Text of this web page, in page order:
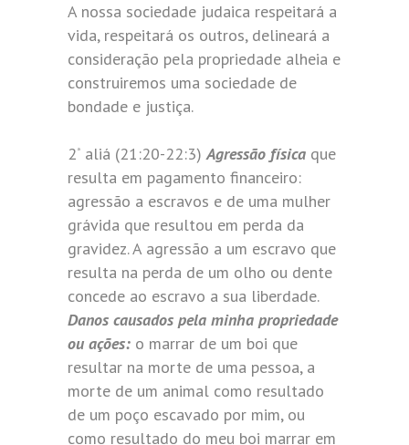
A nossa sociedade judaica respeitará a
vida, respeitará os outros, delineará a
consideração pela propriedade alheia e
construiremos uma sociedade de
bondade e justiça.
2ª aliá (21:20-22:3)Agressão física que
resulta em pagamento financeiro:
agressão a escravos e de uma mulher
grávida que resultou em perda da
gravidez. A agressão a um escravo que
resulta na perda de um olho ou dente
concede ao escravo a sua liberdade.
Danos causados pela minha propriedade
ou ações: o marrar de um boi que
resultar na morte de uma pessoa, a
morte de um animal como resultado
de um poço escavado por mim, ou
como resultado do meu boi marrar em